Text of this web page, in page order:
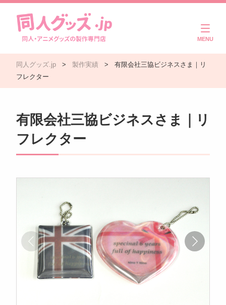
商品一覧
ご利用ガイド
製作実績
よくある質問
コラム
お問い合わせ
同人グッズ.jp > 製作実績 >
有限会社三協ビジネスさま｜リ
フレクター
有限会社三協ビジネスさま｜リ
フレクター